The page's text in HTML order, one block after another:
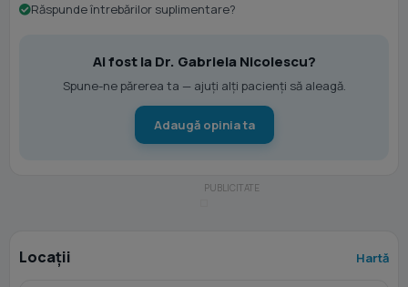
Răspunde întrebărilor suplimentare?
Ai fost la Dr. Gabriela Nicolescu?
Spune-ne părerea ta — ajuți alți pacienți să aleagă.
Adaugă opinia ta
Locații Hartă